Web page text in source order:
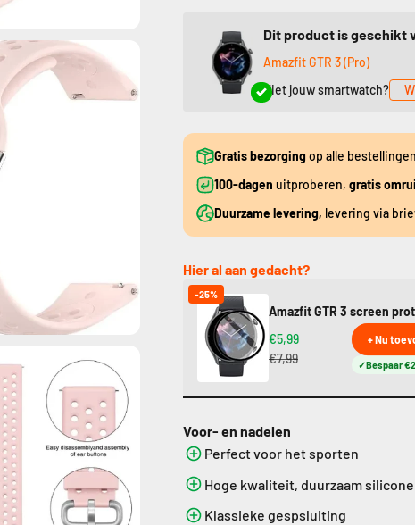
Dit product is geschikt
Amazfit GTR 3 (Pro)
Niet jouw smartwatch?
Gratis bezorgingop alle bestellingen
100-dagen uitproberen, gratis
Duurzame levering, levering via
Hier al aan gedacht?
-25%
Amazfit GTR 3 screen
€5,99
€7,99
+ Nu
Bespaar
Voor- en nadelen
Perfect voor het sporten
Hoge kwaliteit, duurzaam silicone
Klassieke gespsluiting